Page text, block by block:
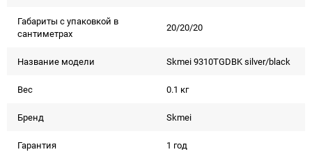
Габариты с упаковкой в
сантиметрах
20/20/20
Название модели Skmei 9310TGDBK silver/black
Вес 0.1 кг
Бренд Skmei
Гарантия 1 год